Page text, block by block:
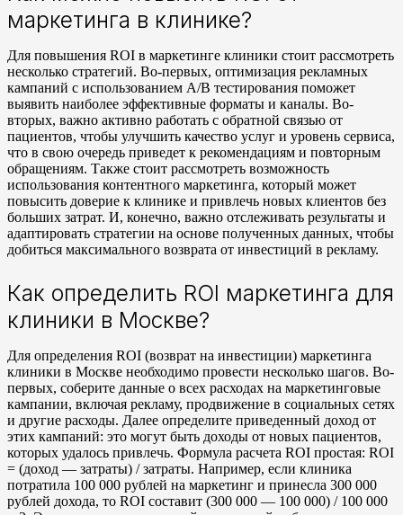
маркетинга в клинике?
Для повышения ROI в маркетинге клиники стоит рассмотреть
несколько стратегий. Во-первых, оптимизация рекламных
кампаний с использованием A/B тестирования поможет
выявить наиболее эффективные форматы и каналы. Во-
вторых, важно активно работать с обратной связью от
пациентов, чтобы улучшить качество услуг и уровень сервиса,
что в свою очередь приведет к рекомендациям и повторным
обращениям. Также стоит рассмотреть возможность
использования контентного маркетинга, который может
повысить доверие к клинике и привлечь новых клиентов без
больших затрат. И, конечно, важно отслеживать результаты и
адаптировать стратегии на основе полученных данных, чтобы
добиться максимального возврата от инвестиций в рекламу.
Как определить ROI маркетинга для
клиники в Москве?
Для определения ROI (возврат на инвестиции) маркетинга
клиники в Москве необходимо провести несколько шагов. Во-
первых, соберите данные о всех расходах на маркетинговые
кампании, включая рекламу, продвижение в социальных сетях
и другие расходы. Далее определите приведенный доход от
этих кампаний: это могут быть доходы от новых пациентов,
которых удалось привлечь. Формула расчета ROI простая: ROI
= (доход — затраты) / затраты. Например, если клиника
потратила 100 000 рублей на маркетинг и принесла 300 000
рублей дохода, то ROI составит (300 000 — 100 000) / 100 000